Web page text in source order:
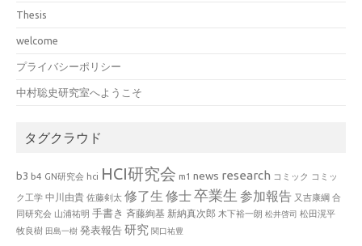
Thesis
welcome
プライバシーポリシー
中村聡史研究室へようこそ
タグクラウド
b3 b4 GN研究会 hci HCI研究会 m1 news research コミック コミッ
ク工学 中川由貴 佐藤剣太 修了生 修士卒業生 参加報告 又吉康綱 合
同研究会 山浦祐明 手書き 斉藤絢基 新納真次郎 木下裕一朗 松井啓司 松田滉平
牧良樹 田島一樹 発表報告 研究 関口祐豊